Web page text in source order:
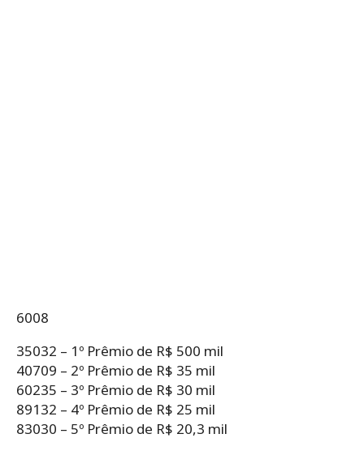
6008
35032 – 1º Prêmio de R$ 500 mil
40709 – 2º Prêmio de R$ 35 mil
60235 – 3º Prêmio de R$ 30 mil
89132 – 4º Prêmio de R$ 25 mil
83030 – 5º Prêmio de R$ 20,3 mil